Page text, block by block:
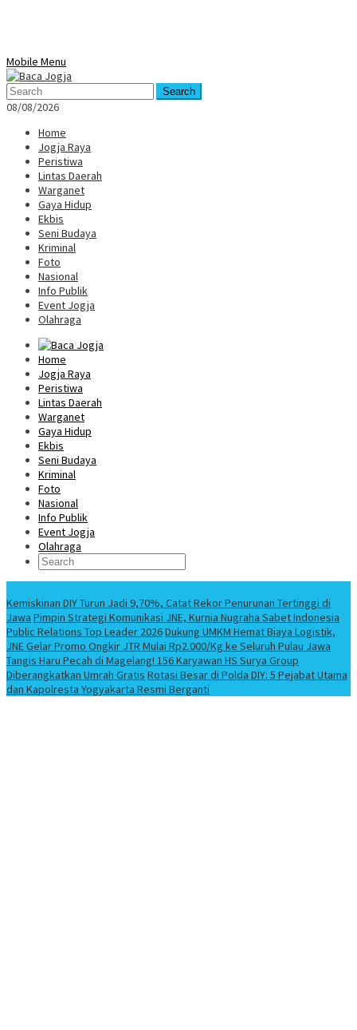
Mobile Menu
Search
08/08/2026
Home
Jogja Raya
Peristiwa
Lintas Daerah
Warganet
Gaya Hidup
Ekbis
Seni Budaya
Kriminal
Foto
Nasional
Info Publik
Event Jogja
Olahraga
Home
Jogja Raya
Peristiwa
Lintas Daerah
Warganet
Gaya Hidup
Ekbis
Seni Budaya
Kriminal
Foto
Nasional
Info Publik
Event Jogja
Olahraga
Kemiskinan DIY Turun Jadi 9,70%, Catat Rekor Penurunan Tertinggi di
Jawa Pimpin Strategi Komunikasi JNE, Kurnia Nugraha Sabet Indonesia
Public Relations Top Leader 2026Dukung UMKM Hemat Biaya Logistik,
JNE Gelar Promo Ongkir JTR Mulai Rp2.000/Kg ke Seluruh Pulau Jawa
Tangis Haru Pecah di Magelang! 156 Karyawan HS Surya Group
Diberangkatkan Umrah Gratis Rotasi Besar di Polda DIY: 5 Pejabat Utama
dan Kapolresta Yogyakarta Resmi Berganti